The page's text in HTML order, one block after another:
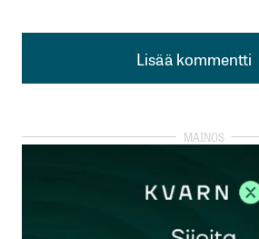
Lisää kommentti
Lisää kommentti
rekisteröityä